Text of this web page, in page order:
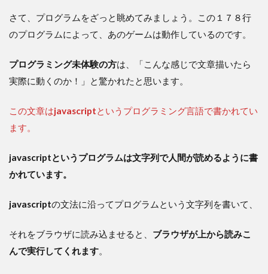
さて、プログラムをざっと眺めてみましょう。この１７８行
のプログラムによって、あのゲームは動作しているのです。
プログラミング未体験の方は、「こんな感じで文章描いたら
実際に動くのか！」と驚かれたと思います。
この文章はjavascriptというプログラミング言語で書かれてい
ます。
javascriptというプログラムは文字列で人間が読めるように書
かれています。
javascriptの文法に沿ってプログラムという文字列を書いて、
それをブラウザに読み込ませると、 ブラウザが上から読みこ
んで実行してくれます。